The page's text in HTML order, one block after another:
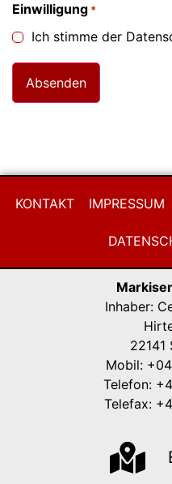
Einwilligung *
Ich stimme der
KONTAKT IMPRESSUM
Inhaber:
22141
Mobil:
Telefon:
Telefax: